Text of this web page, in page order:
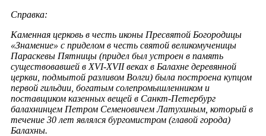
Справка:
Каменная церковь в честь иконы Пресвятой Богородицы
«Знамение» с приделом в честь святой великомученицы
Параскевы Пятницы (придел был устроен в память
существовавшей в XVI-XVII веках в Балахне деревянной
церкви, подмытой разливом Волги) была построена купцом
первой гильдии, богатым солепромышленником и
поставщиком казенных вещей в Санкт-Петербург
балахнинцем Петром Семеновичем Латухиным, который в
течение 30 лет являлся бургомистром (главой города)
Балахны.